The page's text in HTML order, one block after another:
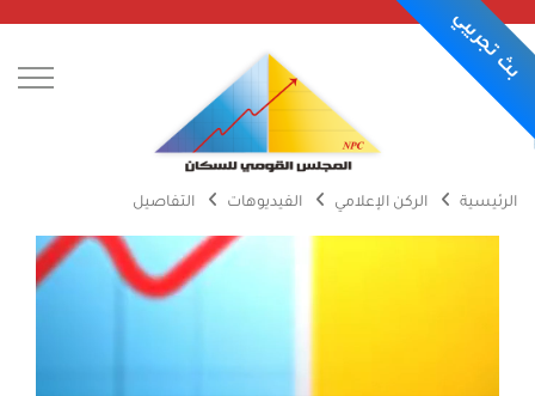
بث تجريبي
الرئيسية الركن الإعلامي الفيديوهات التفاصيل